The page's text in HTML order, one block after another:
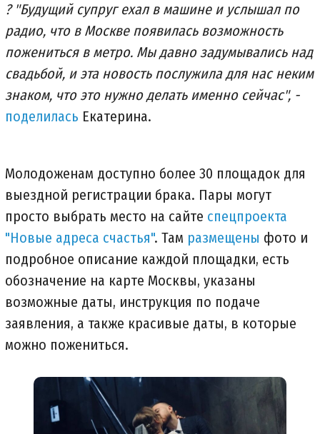
? "Будущий супруг ехал в машине и услышал по
радио, что в Москве появилась возможность
пожениться в метро. Мы давно задумывались над
свадьбой, и эта новость послужила для нас неким
знаком, что это нужно делать именно сейчас", -
поделилась Екатерина.
Молодоженам доступно более 30 площадок для
выездной регистрации брака. Пары могут
просто выбрать место на сайте спецпроекта
"Новые адреса счастья". Там размещены фото и
подробное описание каждой площадки, есть
обозначение на карте Москвы, указаны
возможные даты, инструкция по подаче
заявления, а также красивые даты, в которые
можно пожениться.